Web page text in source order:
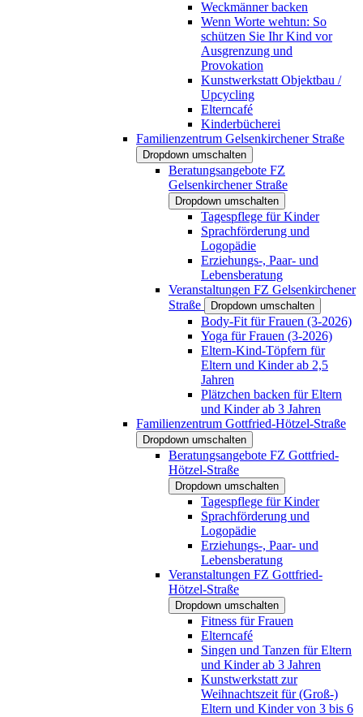
Weckmänner backen
Wenn Worte wehtun: So
schützen Sie Ihr Kind vor
Ausgrenzung und
Provokation
Kunstwerkstatt Objektbau /
Upcycling
Elterncafé
Kinderbücherei
Familienzentrum Gelsenkirchener Straße
Dropdown umschalten
Beratungsangebote FZ
Gelsenkirchener Straße
Dropdown umschalten
Tagespflege für Kinder
Sprachförderung und
Logopädie
Erziehungs-, Paar- und
Lebensberatung
Veranstaltungen FZ Gelsenkirchener
Straße
Dropdown umschalten
Body-Fit für Frauen (3-2026)
Yoga für Frauen (3-2026)
Eltern-Kind-Töpfern für
Eltern und Kinder ab 2,5
Jahren
Plätzchen backen für Eltern
und Kinder ab 3 Jahren
Familienzentrum Gottfried-Hötzel-Straße
Dropdown umschalten
Beratungsangebote FZ Gottfried-
Hötzel-Straße
Dropdown umschalten
Tagespflege für Kinder
Sprachförderung und
Logopädie
Erziehungs-, Paar- und
Lebensberatung
Veranstaltungen FZ Gottfried-
Hötzel-Straße
Dropdown umschalten
Fitness für Frauen
Elterncafé
Singen und Tanzen für Eltern
und Kinder ab 3 Jahren
Kunstwerkstatt zur
Weihnachtszeit für (Groß-)
Eltern und Kinder von 3 bis 6